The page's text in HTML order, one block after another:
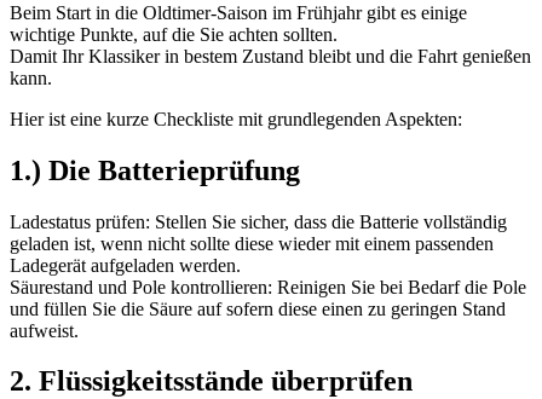
Beim Start in die Oldtimer-Saison im Frühjahr gibt es einige
wichtige Punkte, auf die Sie achten sollten.
Damit Ihr Klassiker in bestem Zustand bleibt und die Fahrt genießen
kann.
Hier ist eine kurze Checkliste mit grundlegenden Aspekten:
1.) Die Batterieprüfung
Ladestatus prüfen: Stellen Sie sicher, dass die Batterie vollständig
geladen ist, wenn nicht sollte diese wieder mit einem passenden
Ladegerät aufgeladen werden.
Säurestand und Pole kontrollieren: Reinigen Sie bei Bedarf die Pole
und füllen Sie die Säure auf sofern diese einen zu geringen Stand
aufweist.
2. Flüssigkeitsstände überprüfen